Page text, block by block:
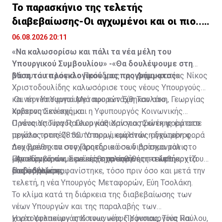
Πηγή: ΚΥΠΕ
Το παρασκήνιο της τελετής
διαβεβαίωσης-Οι αγχωμένοι και οι πιο..
χαλαροί (vid)
06.08.2026 20:11
«Να καλωσορίσω και πάλι τα νέα μέλη του
Υπουργικού Συμβουλίου» -«Θα δουλέψουμε στη
βάση του προεκλογικού μας προγράμματος»
Με αυτά τα λόγια ο Πρόεδρος της Δημοκρατίας Νίκος
Χριστοδουλίδης καλωσόρισε τους νέους Υπουργούς
και τη νέα Υφυπουργό που εντάχθηκαν στο
κυβερνητικό σχήμα.
Οι νέοι Υπουργοί Μεταφορών Εύη Τσολάκη, Γεωργίας
Χρίστος Σενέκης και η Υφυπουργός Κοινωνικής
Πρόνοιας Τίνα Παύλου κάθισαν για πρώτη φορά στο
μεγάλο τραπέζι του Υπουργικού.Ήταν η δεύτερη φορά
που βρέθηκαν στο Προεδρικό σε διάστημα μόλις
μερικών ωρών, αφού είχε προηγήθει η τελετή
διαβεβαιώσης.
Ο νέος Υπουργός Γεωργίας Χρίστος Σενέκης έφτασε
πρώτος στις 08:30 το πρωί, εμφανώς αγχωμένος.
«Αναλαμβάνουμε με αίσθημα ευθύνης τα καθήκοντά
μας», δήλωσε.
Δεχόμενος τα συγχαρητήρια όσων βρίσκονταν στο
Προεδρικό, ο κ. Σενέκης σχολίασε ότι «τώρα αρχίζουν
τα δύσκολα».
Πιο σοβαρή εμφανίστηκε, τόσο πριν όσο και μετά την
τελετή, η νέα Υπουργός Μεταφορών, Εύη Τσολάκη.
Το κλίμα κατά τη διάρκεια της διαβεβαίωσης των
νέων Υπουργών και της παραλαβής των
χαρτοφυλακίων από τους νέους Υφυπουργούς και
Η νέα Υφυπουργός Κοινωνικής Πρόνοιας, Τίνα Παύλου,